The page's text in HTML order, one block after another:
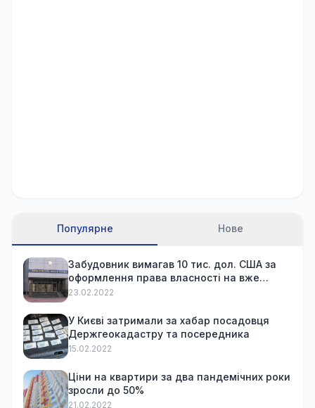
Популярне Нове
Забудовник вимагав 10 тис. дол. США за
оформлення права власності на вже
куплену квартиру
23.02.2022
У Києві затримали за хабар посадовця
Держгеокадастру та посередника
15.02.2022
Ціни на квартири за два пандемічних роки
зросли до 50%
21.02.2022